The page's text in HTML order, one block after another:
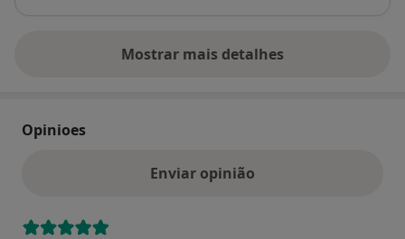
Mostrar mais detalhes
sobre o endereço
Opinioes
Enviar opinião